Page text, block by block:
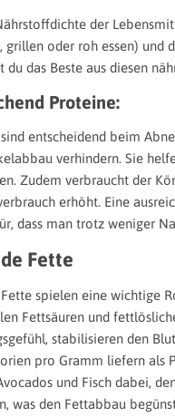
der
grillen oder roh essen) und
du das Beste aus diesen
Proteine:
entscheidend beim
verhindern. Sie
Zudem verbraucht der
erhöht. Eine
dass man trotz weniger
Fette
Fette spielen eine wichtige
Fettsäuren und
stabilisieren den
pro Gramm liefern als
und Fisch dabei,
was den Fettabbau